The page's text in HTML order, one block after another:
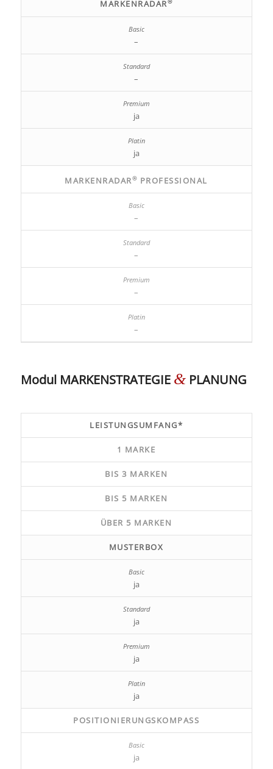
MARKENRADAR®
–
–
ja
ja
MARKENRADAR® PROFESSIONAL
–
–
–
–
Modul MARKENSTRATEGIE &PLANUNG
LEISTUNGSUMFANG*
1 MARKE
BIS 3 MARKEN
BIS 5 MARKEN
ÜBER 5 MARKEN
MUSTERBOX
ja
ja
ja
ja
POSITIONIERUNGSKOMPASS
ja